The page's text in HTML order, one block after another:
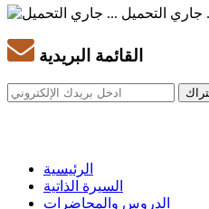
...
القائمة البريدية
الرئيسية
السيرة الذاتية
الدروس والمحاضرات